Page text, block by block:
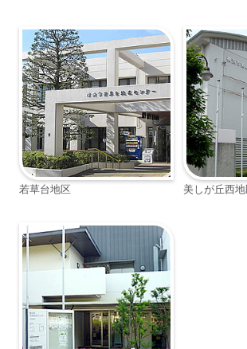
若草台地区 美しが丘西